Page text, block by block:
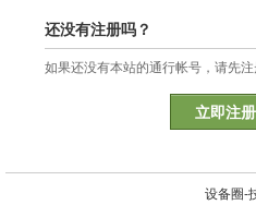
还没有注册吗？
如果还没有本站的通行帐号，请先注
立即注册
设备圈-